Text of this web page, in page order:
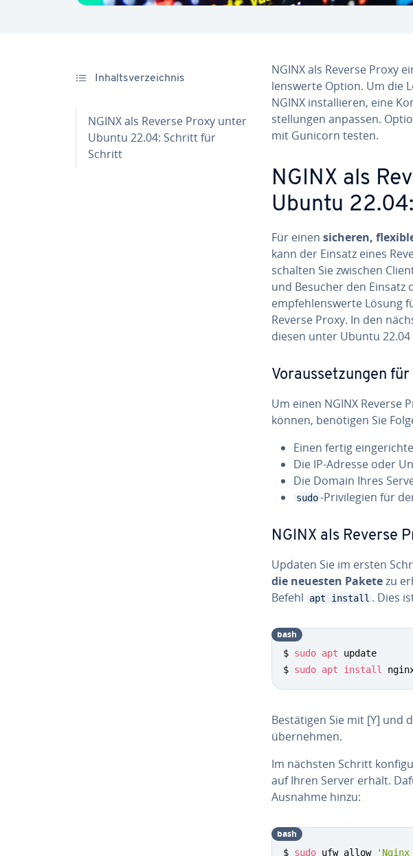
In­halts­ver­zeich­nis
NGINX als Reverse Proxy unter
Ubuntu 22.04: Schritt für
Schritt
NGINX als Reverse Proxy
lens­wer­te Option. Um die
NGINX in­stal­lie­ren, eine
stel­lun­gen anpassen.
mit Gunicorn testen.
NGINX als
Ubuntu
Für einen sicheren,
kann der Einsatz eines
schalten Sie zwischen
und Besucher den Einsatz
emp­feh­lens­wer­te Lösung
Reverse Proxy. In den
diesen unter Ubuntu
Vor­aus­set­zun­gen
Um einen NGINX Reverse
können, benötigen Sie
Einen fertig
Die IP-Adresse oder
Die Domain Ihres
sudo -Pri­vi­le­gi­en für
NGINX als Reverse
Updaten Sie im ersten
die neuesten Paketezu
Befehl
apt install . Dies
$ sudo apt update
$ sudo apt install
bash
Be­stä­ti­gen Sie mit [Y] und
über­neh­men.
Im nächsten Schritt
auf Ihren Server erhält.
Ausnahme hinzu:
$ sudo ufw allow 'Nginx
bash